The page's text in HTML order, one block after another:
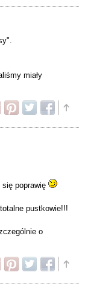
miały
się poprawię
pustkowie!!!
o